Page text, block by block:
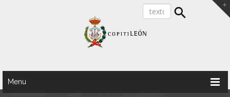
Menu